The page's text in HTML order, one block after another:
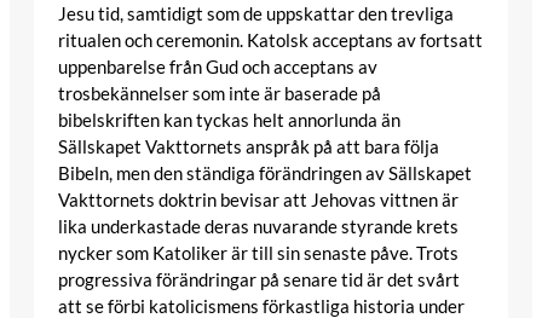
Jesu tid, samtidigt som de uppskattar den trevliga
ritualen och ceremonin. Katolsk acceptans av fortsatt
uppenbarelse från Gud och acceptans av
trosbekännelser som inte är baserade på
bibelskriften kan tyckas helt annorlunda än
Sällskapet Vakttornets anspråk på att bara följa
Bibeln, men den ständiga förändringen av Sällskapet
Vakttornets doktrin bevisar att Jehovas vittnen är
lika underkastade deras nuvarande styrande krets
nycker som Katoliker är till sin senaste påve. Trots
progressiva förändringar på senare tid är det svårt
att se förbi katolicismens förkastliga historia under